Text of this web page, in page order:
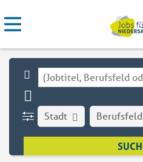
Stadt Berufsfeld